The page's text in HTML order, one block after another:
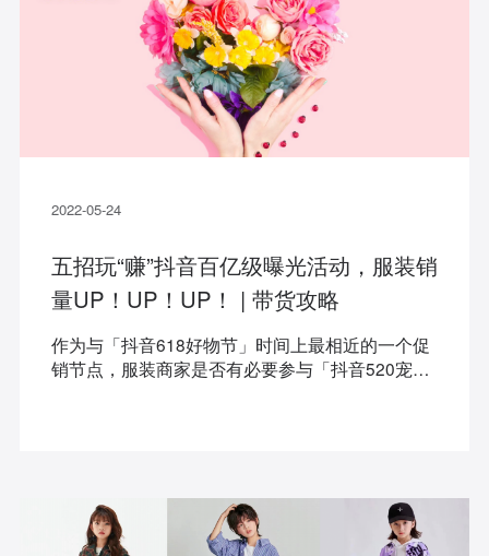
2022-05-24
五招玩“赚”抖音百亿级曝光活动，服装销
量UP！UP！UP！ | 带货攻略
作为与「抖音618好物节」时间上最相近的一个促
销节点，服装商家是否有必要参与「抖音520宠爱